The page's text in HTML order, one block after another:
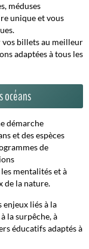
méduses
unique et vous
billets au meilleur
adaptées à tous les
océans
démarche
et des espèces
de
mentalités et à
de la nature.
enjeux liés à la
la surpêche, à
éducatifs adaptés à